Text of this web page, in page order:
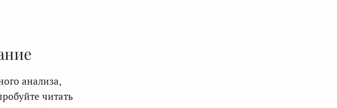
анализа,
читать